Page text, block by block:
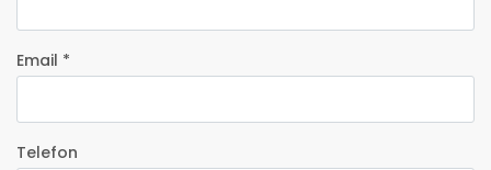
Email *
Telefon